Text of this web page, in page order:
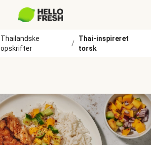
Thailandske
opskrifter
/
Thai-inspireret
torsk